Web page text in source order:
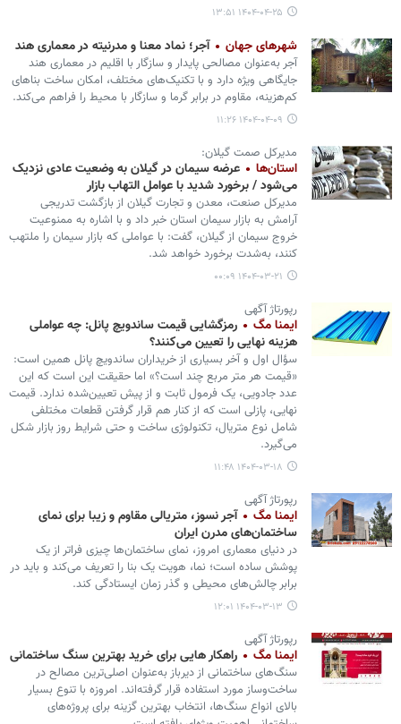
۱۴۰۴-۰۴-۲۵ ۱۳:۵۱
شهرهای جهان آجر؛ نماد معنا و مدرنیته در معماری هند
آجر به‌عنوان مصالحی پایدار و سازگار با اقلیم در معماری هند
جایگاهی ویژه دارد و با تکنیک‌های مختلف، امکان ساخت بناهای
کم‌هزینه، مقاوم در برابر گرما و سازگار با محیط را فراهم می‌کند.
۱۴۰۴-۰۴-۰۹ ۱۱:۲۶
مدیرکل صمت گیلان:
استان‌ها
عرضه سیمان در گیلان به وضعیت عادی نزدیک
می‌شود / برخورد شدید با عوامل التهاب بازار
مدیرکل صنعت، معدن و تجارت گیلان از بازگشت تدریجی
آرامش به بازار سیمان استان خبر داد و با اشاره به ممنوعیت
خروج سیمان از گیلان، گفت: با عواملی که بازار سیمان را ملتهب
کنند، به‌شدت برخورد خواهد شد.
۱۴۰۴-۰۳-۲۱ ۰۰:۰۹
رپورتاژ آگهی
ایمنا مگ
رمزگشایی قیمت ساندویچ پانل: چه عواملی
هزینه نهایی را تعیین می‌کنند؟
سؤال اول و آخر بسیاری از خریداران ساندویچ پانل همین است:
«قیمت هر متر مربع چند است؟» اما حقیقت این است که این
عدد جادویی، یک فرمول ثابت و از پیش تعیین‌شده ندارد. قیمت
نهایی، پازلی است که از کنار هم قرار گرفتن قطعات مختلفی
شامل نوع متریال، تکنولوژی ساخت و حتی شرایط روز بازار شکل
می‌گیرد.
۱۴۰۴-۰۳-۱۸ ۱۱:۴۸
رپورتاژ آگهی
ایمنا مگ
آجر نسوز، متریالی مقاوم و زیبا برای نمای
ساختمان‌های مدرن ایران
در دنیای معماری امروز، نمای ساختمان‌ها چیزی فراتر از یک
پوشش ساده است؛ نما، هویت یک بنا را تعریف می‌کند و باید در
برابر چالش‌های محیطی و گذر زمان ایستادگی کند.
۱۴۰۴-۰۳-۱۳ ۱۲:۰۱
رپورتاژ آگهی
ایمنا مگ راهکار هایی برای خرید بهترین سنگ ساختمانی
سنگ‌های ساختمانی از دیرباز به‌عنوان اصلی‌ترین مصالح در
ساخت‌وساز مورد استفاده قرار گرفته‌اند. امروزه با تنوع بسیار
بالای انواع سنگ‌ها، انتخاب بهترین گزینه برای پروژه‌های